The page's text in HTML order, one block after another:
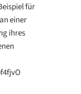
für
einer
ihres